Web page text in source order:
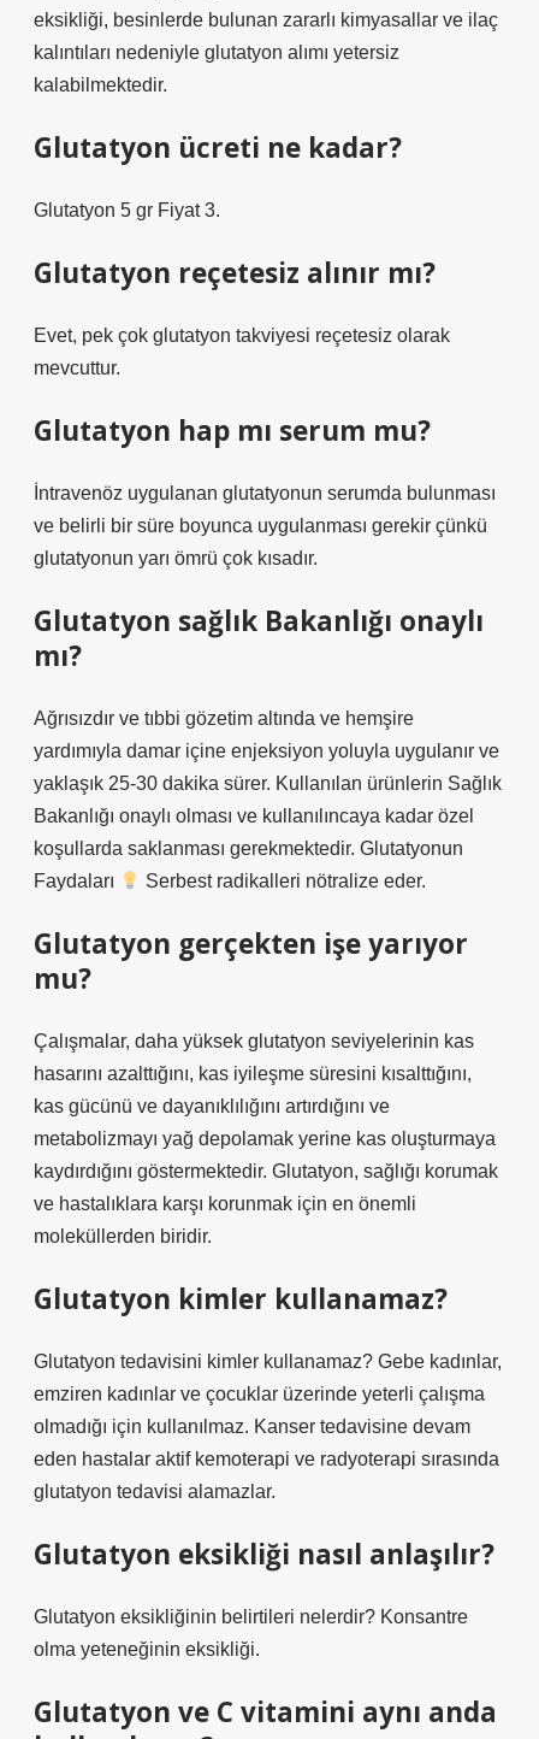
eksikliği, besinlerde bulunan zararlı kimyasallar ve ilaç
kalıntıları nedeniyle glutatyon alımı yetersiz
kalabilmektedir.
Glutatyon ücreti ne kadar?
Glutatyon 5 gr Fiyat 3.
Glutatyon reçetesiz alınır mı?
Evet, pek çok glutatyon takviyesi reçetesiz olarak
mevcuttur.
Glutatyon hap mı serum mu?
İntravenöz uygulanan glutatyonun serumda bulunması
ve belirli bir süre boyunca uygulanması gerekir çünkü
glutatyonun yarı ömrü çok kısadır.
Glutatyon sağlık Bakanlığı onaylı
mı?
Ağrısızdır ve tıbbi gözetim altında ve hemşire
yardımıyla damar içine enjeksiyon yoluyla uygulanır ve
yaklaşık 25-30 dakika sürer. Kullanılan ürünlerin Sağlık
Bakanlığı onaylı olması ve kullanılıncaya kadar özel
koşullarda saklanması gerekmektedir. Glutatyonun
Faydaları
Serbest radikalleri nötralize eder.
Glutatyon gerçekten işe yarıyor
mu?
Çalışmalar, daha yüksek glutatyon seviyelerinin kas
hasarını azalttığını, kas iyileşme süresini kısalttığını,
kas gücünü ve dayanıklılığını artırdığını ve
metabolizmayı yağ depolamak yerine kas oluşturmaya
kaydırdığını göstermektedir. Glutatyon, sağlığı korumak
ve hastalıklara karşı korunmak için en önemli
moleküllerden biridir.
Glutatyon kimler kullanamaz?
Glutatyon tedavisini kimler kullanamaz? Gebe kadınlar,
emziren kadınlar ve çocuklar üzerinde yeterli çalışma
olmadığı için kullanılmaz. Kanser tedavisine devam
eden hastalar aktif kemoterapi ve radyoterapi sırasında
glutatyon tedavisi alamazlar.
Glutatyon eksikliği nasıl anlaşılır?
Glutatyon eksikliğinin belirtileri nelerdir? Konsantre
olma yeteneğinin eksikliği.
Glutatyon ve C vitamini aynı anda